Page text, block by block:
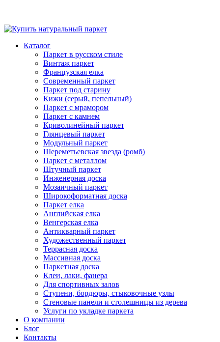
Каталог
Паркет в русском стиле
Винтаж паркет
Французская елка
Современный паркет
Паркет под старину
Кижи (серый, пепельный)
Паркет с мрамором
Паркет с камнем
Криволинейный паркет
Глянцевый паркет
Модульный паркет
Шереметьевская звезда (ромб)
Паркет с металлом
Штучный паркет
Инженерная доска
Мозаичный паркет
Широкоформатная доска
Паркет елка
Английская елка
Венгерская елка
Антикварный паркет
Художественный паркет
Террасная доска
Массивная доска
Паркетная доска
Клеи, лаки, фанера
Для спортивных залов
Ступени, бордюры, стыковочные узлы
Стеновые панели и столешницы из дерева
Услуги по укладке паркета
О компании
Блог
Контакты